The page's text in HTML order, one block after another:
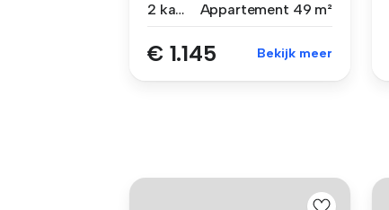
2 kamers
Appartement 49 m²
€ 1.145 Bekijk meer